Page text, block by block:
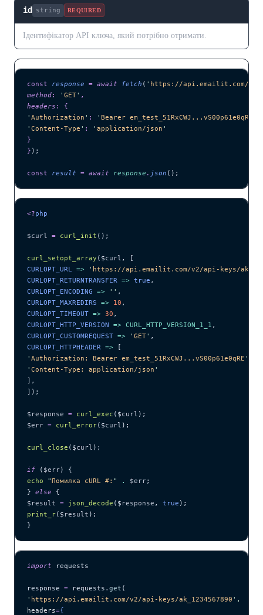
id string REQUIRED
Ідентифікатор API ключа, який потрібно отримати.
const response = await fetch ( ' https://api.emailit.com/v2/
method: ' GET' ,
headers :
{
' Authorization ' : ' Bearer em_test_51RxCWJ...vS00p61e0qRE
' Content-Type ' : ' application/json '
}
} );
const result = await response . json ();
<?php
$curl = curl_init ();
curl_setopt_array ($curl ,
[
CURLOPT_URL => ' https://api.emailit.com/v2/api-keys/
CURLOPT_RETURNTRANSFER => true ,
CURLOPT_ENCODING => '' ,
CURLOPT_MAXREDIRS => 10 ,
CURLOPT_TIMEOUT => 30 ,
CURLOPT_HTTP_VERSION => CURL_HTTP_VERSION_1_1 ,
CURLOPT_CUSTOMREQUEST => ' GET' ,
CURLOPT_HTTPHEADER => [
' Authorization: Bearer em_test_51RxCWJ...vS00p61e0qRE '
' Content-Type: application/json '
],
]);
$response = curl_exec ($curl );
$err = curl_error($curl );
curl_close ($curl );
if ( $err) {
echo "Помилка cURL #: " . $err;
} else {
$result = json_decode ($ response , true );
print_r($ result );
}
import requests
response = requests. get (
' https://api.emailit.com/v2/api-keys/ak_1234567890 ' ,
headers={